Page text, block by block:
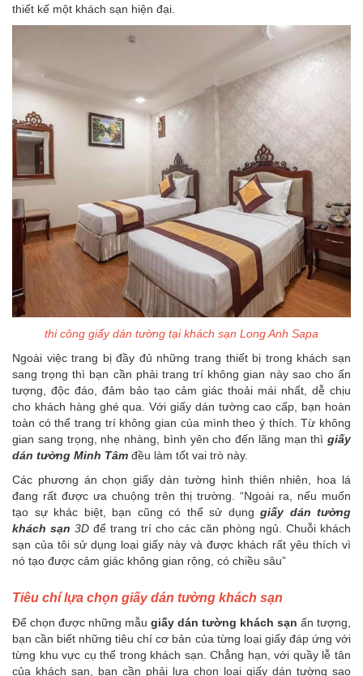
thiết kế một khách sạn hiện đại.
thi công giấy dán tường tại khách sạn Long Anh Sapa
Ngoài việc trang bị đầy đủ những trang thiết bị trong khách sạn
sang trọng thì bạn cần phải trang trí không gian này sao cho ấn
tượng, độc đáo, đảm bảo tạo cảm giác thoải mái nhất, dễ chịu
cho khách hàng ghé qua. Với giấy dán tường cao cấp, bạn hoàn
toàn có thể trang trí không gian của mình theo ý thích. Từ không
gian sang trọng, nhẹ nhàng, bình yên cho đến lãng mạn thì giấy
dán tường Minh Tâm đều làm tốt vai trò này.
Các phương án chọn giấy dán tường hình thiên nhiên, hoa lá
đang rất được ưa chuộng trên thị trường. “Ngoài ra, nếu muốn
tạo sự khác biệt, bạn cũng có thể sử dụng giấy dán tường
khách sạn 3D để trang trí cho các căn phòng ngủ. Chuỗi khách
sạn của tôi sử dụng loại giấy này và được khách rất yêu thích vì
nó tạo được cảm giác không gian rộng, có chiều sâu”
Tiêu chí lựa chọn giấy dán tường khách sạn
Để chọn được những mẫu giấy dán tường khách sạn ấn tượng,
bạn cần biết những tiêu chí cơ bản của từng loại giấy đáp ứng với
từng khu vực cụ thể trong khách sạn. Chẳng hạn, với quầy lễ tân
của khách sạn, bạn cần phải lựa chọn loại giấy dán tường sao